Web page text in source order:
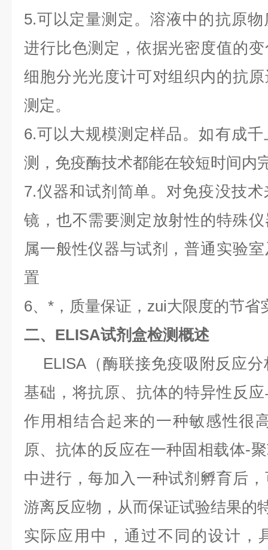
5.可以定量测定。溶液中的抗原
进行比色测定，依据光密度值的
细胞分光光度计可对组织内的抗
测定。
6.可以大规模测定样品。如有成
测，免疫酶技术都能在较短时间内
7.仪器和试剂简单。对免疫没技
镜，也不需要测定放射性的特殊
属一般性仪器与试剂，普通实验
置
6、*，质量保证，zui大限度的节省
二、ELISA试剂盒检测概述
ELISA（酶联接免疫吸附反应分
基础，将抗原、抗体的特异性反
作用相结合起来的一种敏感性很
原、抗体的反应在一种固相载体-
中进行，每加入一种试剂孵育后
游离反应物，从而保证试验结果的
实际应用中，通过不同的设计，